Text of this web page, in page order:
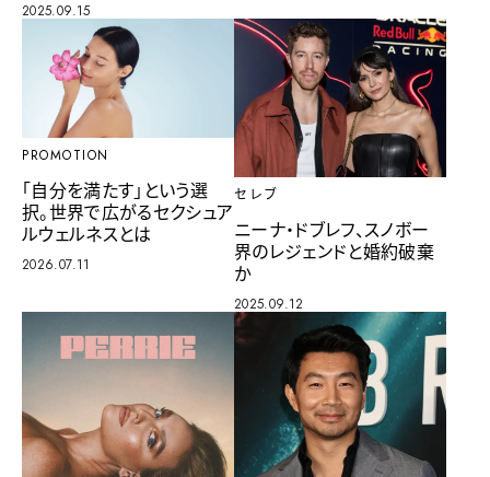
2025.09.15
PROMOTION
「自分を満たす」という選
択。世界で広がるセクシュア
ルウェルネスとは
2026.07.11
セレブ
ニーナ・ドブレフ、スノボー
界のレジェンドと婚約破棄
か
2025.09.12